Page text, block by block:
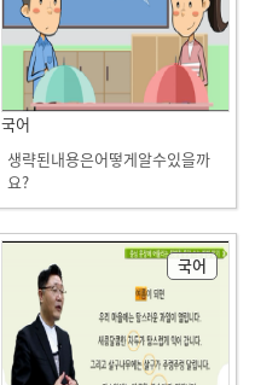
국어
생략된내용은어떻게알수있을까
요?
국어